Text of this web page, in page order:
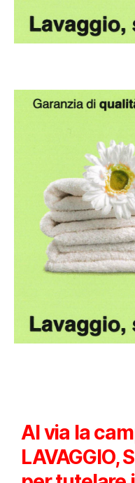
Al via la
LAVAGGIO,